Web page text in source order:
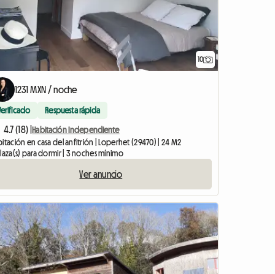
10
1231 MXN / noche
Respuesta rápida
4.7 (18) |Habitación Independiente
en casa del anfitrión | Loperhet (29470) | 24 M2
para dormir | 3 noches mínimo
Ver anuncio